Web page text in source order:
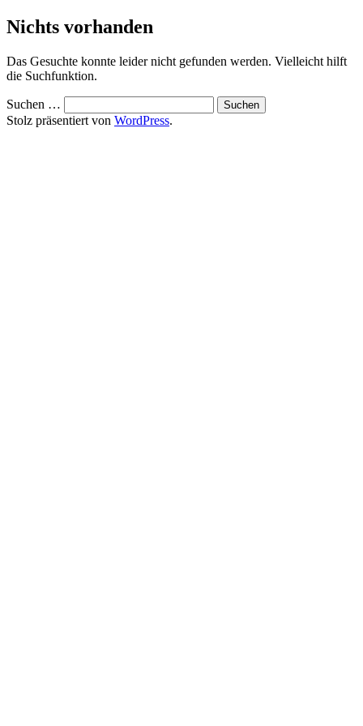
Zum
Inhalt
Nichts vorhanden
Das Gesuchte konnte leider nicht gefunden werden. Vielleicht hilft
die Suchfunktion.
Suchen …
Stolz präsentiert von WordPress.